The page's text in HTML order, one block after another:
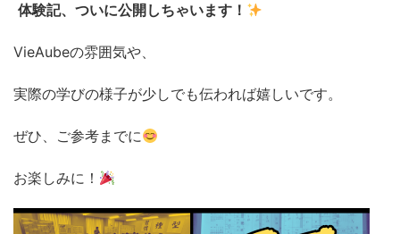
体験記、ついに公開しちゃいます！
VieAubeの雰囲気や、
実際の学びの様子が少しでも伝われば嬉しいです。
ぜひ、ご参考までに
お楽しみに！